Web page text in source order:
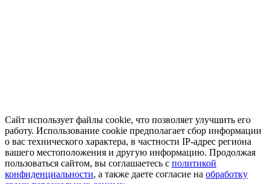
Сайт использует файлы cookie, что позволяет улучшить его
работу. Использование cookie предполагает сбор информации
о вас технического характера, в частности IP-адрес региона
вашего местоположения и другую информацию. Продолжая
пользоваться сайтом, вы соглашаетесь с политикой
конфиденциальности, а также даете согласие на обработку